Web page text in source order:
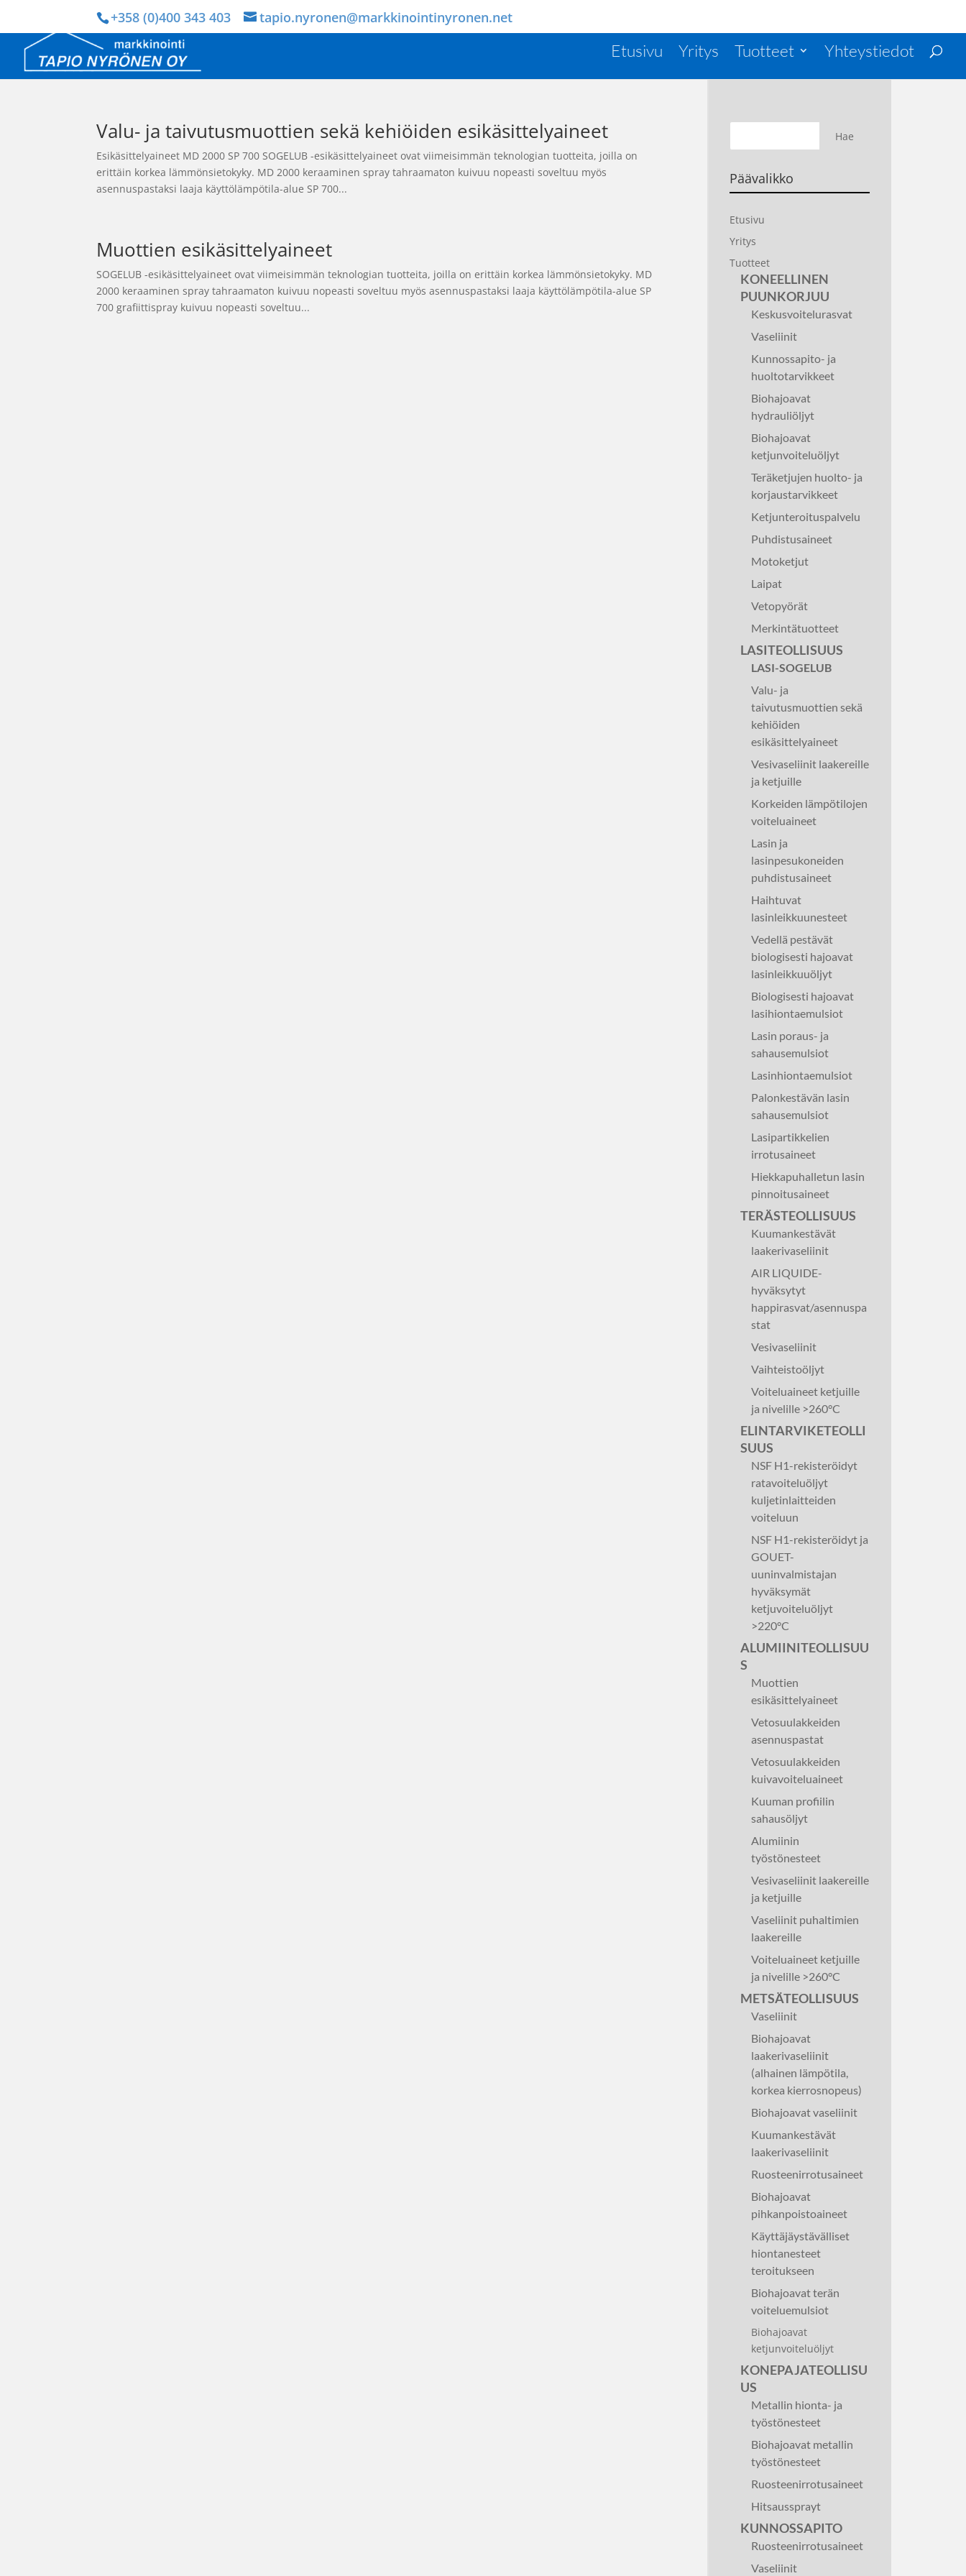
+358 (0)400 343 403 tapio.nyronen@markkinointinyronen.net
Etusivu Yritys Tuotteet Yhteystiedot
Valu- ja taivutusmuottien sekä kehiöiden esikäsittelyaineet
Esikäsittelyaineet MD 2000 SP 700 SOGELUB -esikäsittelyaineet ovat viimeisimmän teknologian tuotteita, joilla on
erittäin korkea lämmönsietokyky. MD 2000 keraaminen spray tahraamaton kuivuu nopeasti soveltuu myös
asennuspastaksi laaja käyttölämpötila-alue SP 700...
Muottien esikäsittelyaineet
SOGELUB -esikäsittelyaineet ovat viimeisimmän teknologian tuotteita, joilla on erittäin korkea lämmönsietokyky. MD
2000 keraaminen spray tahraamaton kuivuu nopeasti soveltuu myös asennuspastaksi laaja käyttölämpötila-alue SP
700 grafiittispray kuivuu nopeasti soveltuu...
Päävalikko
Etusivu
Yritys
Tuotteet
KONEELLINEN
PUUNKORJUU
Keskusvoitelurasvat
Vaseliinit
Kunnossapito- ja
huoltotarvikkeet
Biohajoavat
hydrauliöljyt
Biohajoavat
ketjunvoiteluöljyt
Teräketjujen huolto- ja
korjaustarvikkeet
Ketjunteroituspalvelu
Puhdistusaineet
Motoketjut
Laipat
Vetopyörät
Merkintätuotteet
LASITEOLLISUUS
LASI-SOGELUB
Valu- ja
taivutusmuottien sekä
kehiöiden
esikäsittelyaineet
Vesivaseliinit laakereille
ja ketjuille
Korkeiden lämpötilojen
voiteluaineet
Lasin ja
lasinpesukoneiden
puhdistusaineet
Haihtuvat
lasinleikkuunesteet
Vedellä pestävät
biologisesti hajoavat
lasinleikkuuöljyt
Biologisesti hajoavat
lasihiontaemulsiot
Lasin poraus- ja
sahausemulsiot
Lasinhiontaemulsiot
Palonkestävän lasin
sahausemulsiot
Lasipartikkelien
irrotusaineet
Hiekkapuhalletun lasin
pinnoitusaineet
TERÄSTEOLLISUUS
Kuumankestävät
laakerivaseliinit
AIR LIQUIDE-
hyväksytyt
happirasvat/asennuspa
stat
Vesivaseliinit
Vaihteistoöljyt
Voiteluaineet ketjuille
ja nivelille >260°C
ELINTARVIKETEOLLI
SUUS
NSF H1-rekisteröidyt
ratavoiteluöljyt
kuljetinlaitteiden
voiteluun
NSF H1-rekisteröidyt ja
GOUET-
uuninvalmistajan
hyväksymät
ketjuvoiteluöljyt
>220°C
ALUMIINITEOLLISUU
S
Muottien
esikäsittelyaineet
Vetosuulakkeiden
asennuspastat
Vetosuulakkeiden
kuivavoiteluaineet
Kuuman profiilin
sahausöljyt
Alumiinin
työstönesteet
Vesivaseliinit laakereille
ja ketjuille
Vaseliinit puhaltimien
laakereille
Voiteluaineet ketjuille
ja nivelille >260°C
METSÄTEOLLISUUS
Vaseliinit
Biohajoavat
laakerivaseliinit
(alhainen lämpötila,
korkea kierrosnopeus)
Biohajoavat vaseliinit
Kuumankestävät
laakerivaseliinit
Ruosteenirrotusaineet
Biohajoavat
pihkanpoistoaineet
Käyttäjäystävälliset
hiontanesteet
teroitukseen
Biohajoavat terän
voiteluemulsiot
Biohajoavat
ketjunvoiteluöljyt
KONEPAJATEOLLISU
US
Metallin hionta- ja
työstönesteet
Biohajoavat metallin
työstönesteet
Ruosteenirrotusaineet
Hitsaussprayt
KUNNOSSAPITO
Ruosteenirrotusaineet
Vaseliinit